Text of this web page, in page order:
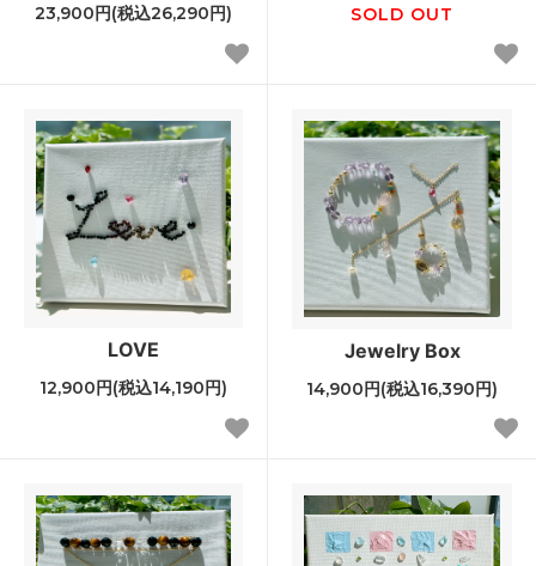
23,900円(税込26,290円) SOLD OUT
LOVE
12,900円(税込14,190円)
Jewelry Box
14,900円(税込16,390円)